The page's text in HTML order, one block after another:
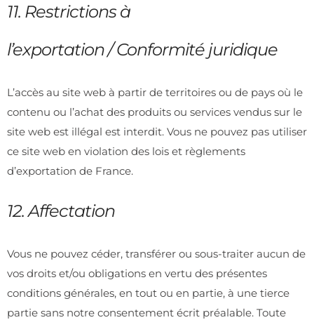
11. Restrictions à
l’exportation / Conformité juridique
L’accès au site web à partir de territoires ou de pays où le
contenu ou l’achat des produits ou services vendus sur le
site web est illégal est interdit. Vous ne pouvez pas utiliser
ce site web en violation des lois et règlements
d’exportation de France.
12. Affectation
Vous ne pouvez céder, transférer ou sous-traiter aucun de
vos droits et/ou obligations en vertu des présentes
conditions générales, en tout ou en partie, à une tierce
partie sans notre consentement écrit préalable. Toute